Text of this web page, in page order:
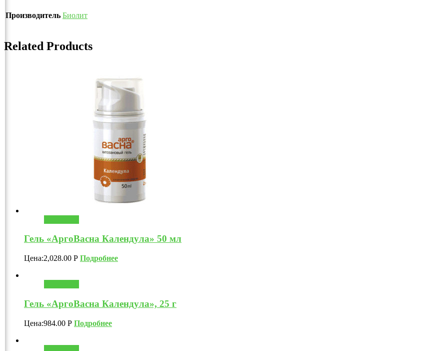
Производитель Биолит
Related Products
Гель «АргоВасна Календула» 50 мл
Цена:2,028.00 Р Подробнее
Гель «АргоВасна Календула», 25 г
Цена:984.00 Р Подробнее